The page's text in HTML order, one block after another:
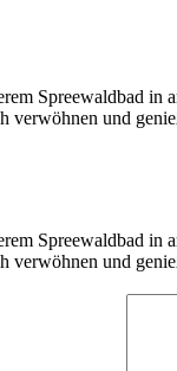
Spreewaldbad
verwöhnen und
Spreewaldbad
verwöhnen und